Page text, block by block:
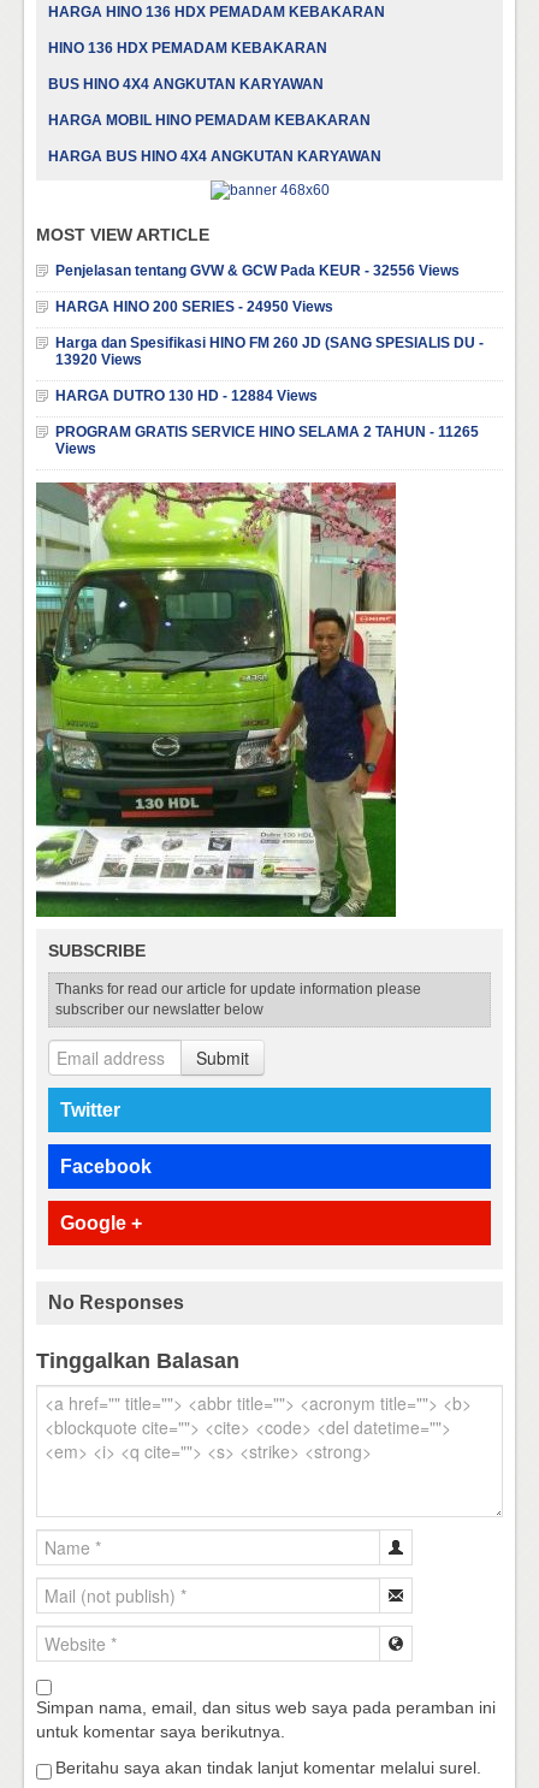
HARGA HINO 136 HDX PEMADAM KEBAKARAN
HINO 136 HDX PEMADAM KEBAKARAN
BUS HINO 4X4 ANGKUTAN KARYAWAN
HARGA MOBIL HINO PEMADAM KEBAKARAN
HARGA BUS HINO 4X4 ANGKUTAN KARYAWAN
MOST VIEW ARTICLE
Penjelasan tentang GVW & GCW Pada KEUR - 32556 Views
HARGA HINO 200 SERIES - 24950 Views
Harga dan Spesifikasi HINO FM 260 JD (SANG SPESIALIS DU -
13920 Views
HARGA DUTRO 130 HD - 12884 Views
PROGRAM GRATIS SERVICE HINO SELAMA 2 TAHUN - 11265
Views
SUBSCRIBE
Thanks for read our article for update information please
subscriber our newslatter below
Submit
Twitter
Facebook
Google +
No Responses
Tinggalkan Balasan
Simpan nama, email, dan situs web saya pada peramban ini
untuk komentar saya berikutnya.
Beritahu saya akan tindak lanjut komentar melalui surel.